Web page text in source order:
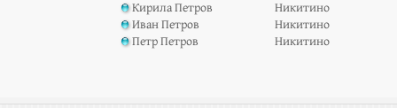
Кирила Петров
Никитино
Иван Петров
Никитино
Петр Петров
Никитино